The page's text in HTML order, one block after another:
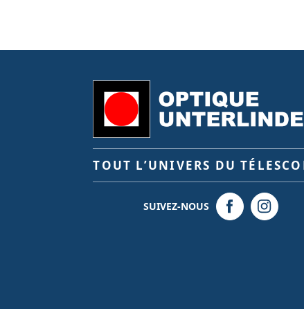
TOUT L’UNIVERS DU
SUIVEZ-NOUS